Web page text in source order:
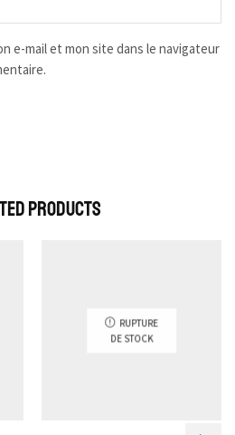
e-mail et mon site dans le navigateur
Products
RUPTURE
DE STOCK